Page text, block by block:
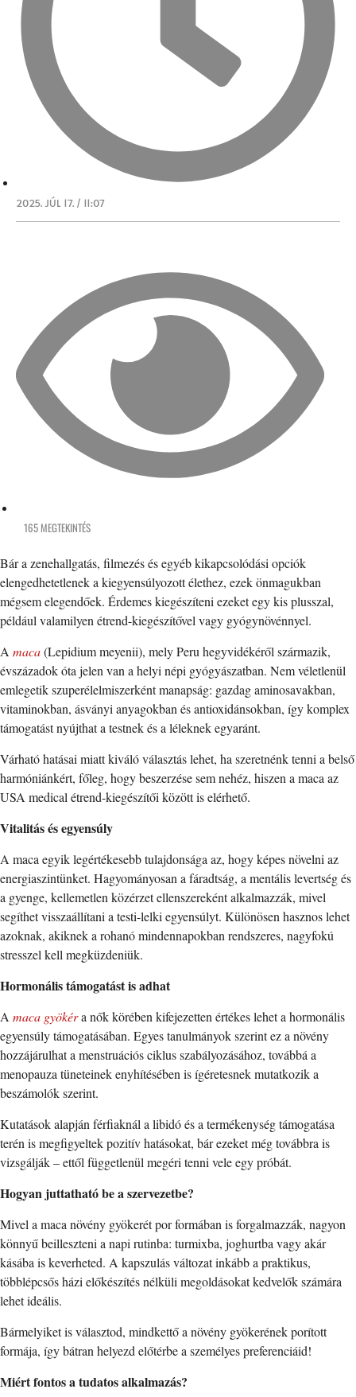
2025. JÚL 17. / 11:07
165 MEGTEKINTÉS
Bár a zenehallgatás, filmezés és egyéb kikapcsolódási opciók
elengedhetetlenek a kiegyensúlyozott élethez, ezek önmagukban
mégsem elegendőek. Érdemes kiegészíteni ezeket egy kis plusszal,
például valamilyen étrend-kiegészítővel vagy gyógynövénnyel.
A maca(Lepidium meyenii), mely Peru hegyvidékéről származik,
évszázadok óta jelen van a helyi népi gyógyászatban. Nem véletlenül
emlegetik szuperélelmiszerként manapság: gazdag aminosavakban,
vitaminokban, ásványi anyagokban és antioxidánsokban, így komplex
támogatást nyújthat a testnek és a léleknek egyaránt.
Várható hatásai miatt kiváló választás lehet, ha szeretnénk tenni a belső
harmóniánkért, főleg, hogy beszerzése sem nehéz, hiszen a maca az
USA medical étrend-kiegészítői között is elérhető.
Vitalitás és egyensúly
A maca egyik legértékesebb tulajdonsága az, hogy képes növelni az
energiaszintünket. Hagyományosan a fáradtság, a mentális levertség és
a gyenge, kellemetlen közérzet ellenszereként alkalmazzák, mivel
segíthet visszaállítani a testi-lelki egyensúlyt. Különösen hasznos lehet
azoknak, akiknek a rohanó mindennapokban rendszeres, nagyfokú
stresszel kell megküzdeniük.
Hormonális támogatást is adhat
A maca gyökéra nők körében kifejezetten értékes lehet a hormonális
egyensúly támogatásában. Egyes tanulmányok szerint ez a növény
hozzájárulhat a menstruációs ciklus szabályozásához, továbbá a
menopauza tüneteinek enyhítésében is ígéretesnek mutatkozik a
beszámolók szerint.
Kutatások alapján férfiaknál a libidó és a termékenység támogatása
terén is megfigyeltek pozitív hatásokat, bár ezeket még továbbra is
vizsgálják – ettől függetlenül megéri tenni vele egy próbát.
Hogyan juttatható be a szervezetbe?
Mivel a maca növény gyökerét por formában is forgalmazzák, nagyon
könnyű beilleszteni a napi rutinba: turmixba, joghurtba vagy akár
kásába is keverheted. A kapszulás változat inkább a praktikus,
többlépcsős házi előkészítés nélküli megoldásokat kedvelők számára
lehet ideális.
Bármelyiket is választod, mindkettő a növény gyökerének porított
formája, így bátran helyezd előtérbe a személyes preferenciáid!
Miért fontos a tudatos alkalmazás?